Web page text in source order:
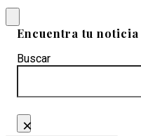
Encuentra tu noticia
Buscar
×